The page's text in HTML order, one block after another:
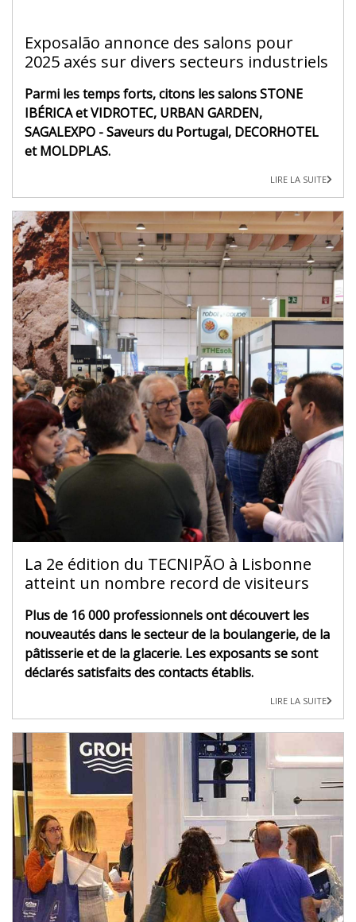
Exposalão annonce des salons pour
2025 axés sur divers secteurs industriels
Parmi les temps forts, citons les salons STONE
IBÉRICA et VIDROTEC, URBAN GARDEN,
SAGALEXPO - Saveurs du Portugal, DECORHOTEL
et MOLDPLAS.
LIRE LA SUITE
La 2e édition du TECNIPÃO à Lisbonne
atteint un nombre record de visiteurs
Plus de 16 000 professionnels ont découvert les
nouveautés dans le secteur de la boulangerie, de la
pâtisserie et de la glacerie. Les exposants se sont
déclarés satisfaits des contacts établis.
LIRE LA SUITE